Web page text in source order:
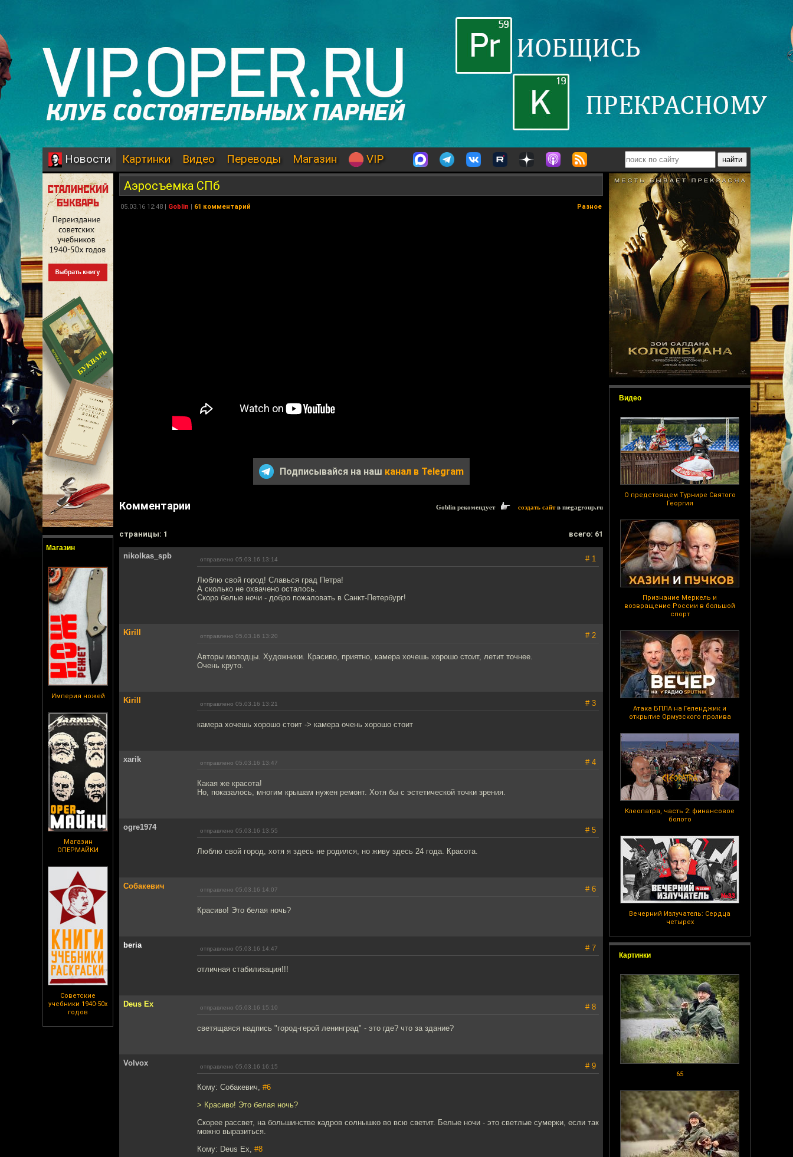
Новости Картинки Видео Переводы Магазин VIP
Магазин
Империя ножей
Магазин
ОПЕРМАЙКИ
Советские
учебники 1940-50х
годов
Видео
О предстоящем Турнире Святого
Георгия
Признание Меркель и
возвращение России в большой
спорт
Атака БПЛА на Геленджик и
открытие Ормузского пролива
Клеопатра, часть 2: финансовое
болото
Вечерний Излучатель: Сердца
четырех
Картинки
65
Аэросъемка СПб
05.03.16 12:48 | Goblin | 61 комментарий Разное
Подписывайся на наш канал в Telegram
Комментарии Goblin рекомендует создать сайтв megagroup.ru
cтраницы: 1 всего: 61
nikolkas_spb отправлено 05.03.16 13:14 # 1
Люблю свой город! Славься град Петра!
А сколько не охвачено осталось.
Скоро белые ночи - добро пожаловать в Санкт-Петербург!
Kirill отправлено 05.03.16 13:20 # 2
Авторы молодцы. Художники. Красиво, приятно, камера хочешь хорошо стоит, летит точнее.
Очень круто.
Kirill отправлено 05.03.16 13:21 # 3
камера хочешь хорошо стоит -> камера очень хорошо стоит
xarik отправлено 05.03.16 13:47 # 4
Какая же красота!
Но, показалось, многим крышам нужен ремонт. Хотя бы с эстетической точки зрения.
ogre1974 отправлено 05.03.16 13:55 # 5
Люблю свой город, хотя я здесь не родился, но живу здесь 24 года. Красота.
Собакевич отправлено 05.03.16 14:07 # 6
Красиво! Это белая ночь?
beria отправлено 05.03.16 14:47 # 7
отличная стабилизация!!!
Deus Ex отправлено 05.03.16 15:10 # 8
светящаяся надпись "город-герой ленинград" - это где? что за здание?
Volvox отправлено 05.03.16 16:15 # 9
Кому: Собакевич, #6
> Красиво! Это белая ночь?
Скорее рассвет, на большинстве кадров солнышко во всю светит. Белые ночи - это светлые сумерки, если так
можно выразиться.
Кому: Deus Ex, #8